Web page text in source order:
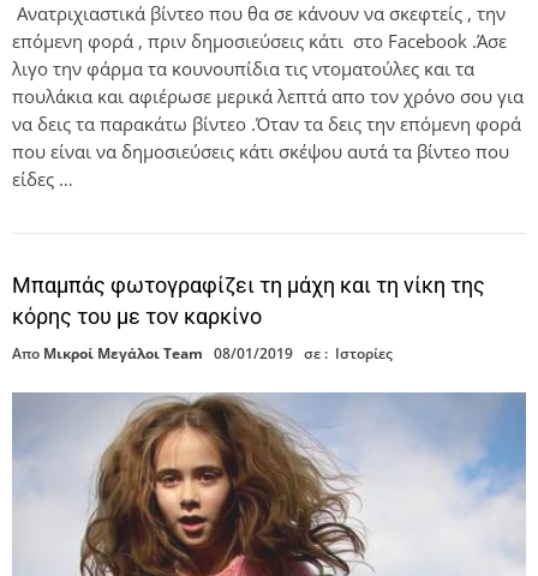
Ανατριχιαστικά βίντεο που θα σε κάνουν να σκεφτείς , την
επόμενη φορά , πριν δημοσιεύσεις κάτι στο Facebook .Άσε
λιγο την φάρμα τα κουνουπίδια τις ντοματούλες και τα
πουλάκια και αφιέρωσε μερικά λεπτά απο τον χρόνο σου για
να δεις τα παρακάτω βίντεο .Όταν τα δεις την επόμενη φορά
που είναι να δημοσιεύσεις κάτι σκέψου αυτά τα βίντεο που
είδες …
Μπαμπάς φωτογραφίζει τη μάχη και τη νίκη της
κόρης του με τον καρκίνο
Απο Μικροί Μεγάλοι Team 08/01/2019 σε : Ιστορίες